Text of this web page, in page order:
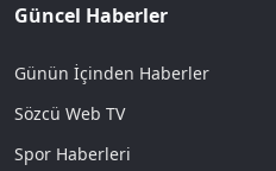
Güncel Haberler
Günün İçinden Haberler
Sözcü Web TV
Spor Haberleri